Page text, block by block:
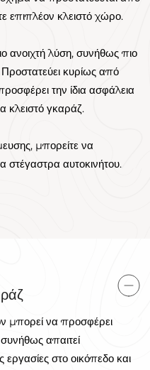
επιπλέον κλειστό χώρο.
ανοιχτή λύση, συνήθως πιο
κυρίως από
την ίδια ασφάλεια
κλειστό γκαράζ.
μπορείτε να
στέγαστρα αυτοκινήτου.
μπορεί να προσφέρει
απαιτεί
στο οικόπεδο και